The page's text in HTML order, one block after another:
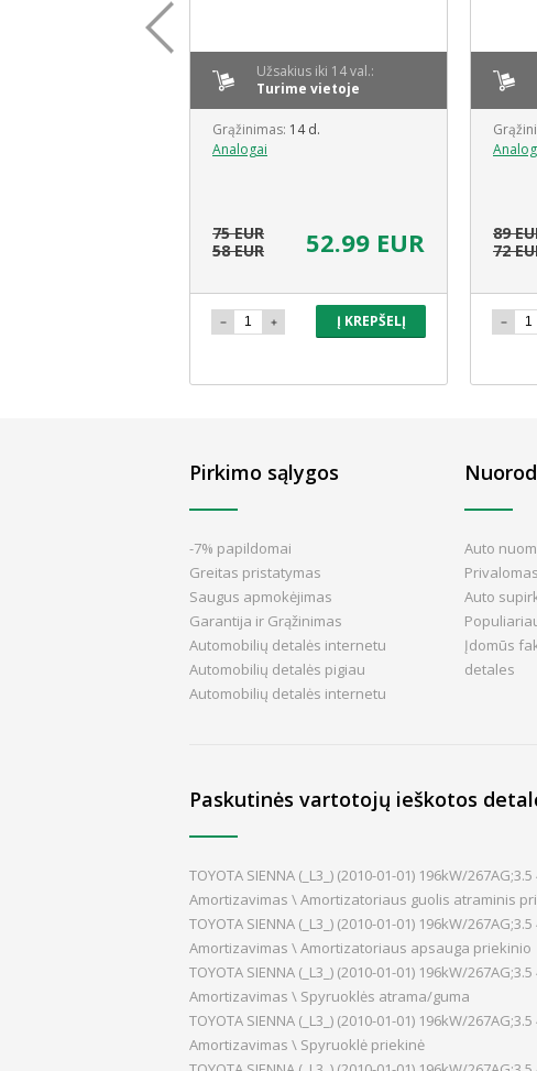
Užsakius iki 14 val.:
Turime vietoje
Grąžinimas: 14 d.
Analogai
75 EUR
58 EUR
52.99 EUR
Į KREPŠELĮ
89
72
Pirkimo sąlygos
-7% papildomai
Greitas pristatymas
Saugus apmokėjimas
Garantija ir Grąžinimas
Automobilių detalės internetu
Automobilių detalės pigiau
Automobilių detalės internetu
Auto
Auto
Įdomūs
detales
Paskutinės vartotojų ieškotos
TOYOTA SIENNA (_L3_) (2010-01-01) 196kW/
Amortizavimas \ Amortizatoriaus guolis atraminis
TOYOTA SIENNA (_L3_) (2010-01-01) 196kW/
Amortizavimas \ Amortizatoriaus apsauga priekinio
TOYOTA SIENNA (_L3_) (2010-01-01) 196kW/
Amortizavimas \ Spyruoklės atrama/guma
TOYOTA SIENNA (_L3_) (2010-01-01) 196kW/
Amortizavimas \ Spyruoklė priekinė